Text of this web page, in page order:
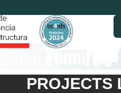
PROJECTS